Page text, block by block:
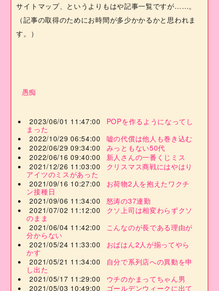
サイトマップ、というよりもはや記事一覧ですが……。
（記事の取得のためにお時間が多少かかるかと思われま
す。）
愚痴
2023/06/01 11:47:00
POPを作るようになってし
まった
2022/10/29 06:54:00
嘘の代償は他人も巻き込む
2022/06/29 09:34:00
みっともない50代
2022/06/16 09:40:00
新人さんの一番くじミス
2021/12/26 11:03:00
クリスマス商戦にはやはり
アイツのミスがあった
2021/09/16 10:27:00
お荷物2人を抱えたワクチ
ン接種日
2021/09/06 11:34:00
怒涛の37連勤
2021/07/02 11:12:00
クソ上司は相変わらずクソ
のまま
2021/06/04 11:42:00
こんなのが長である理由が
分からない
2021/05/24 11:33:00
おばはん2人が揃ってやら
かす
2021/05/21 11:34:00
自分で系列店への異動を申
し出た
2021/05/17 11:29:00
ウチのかまってちゃん男
2021/05/03 10:49:00
ゴールデンウィークに出て